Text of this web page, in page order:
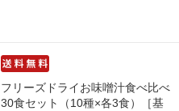
フリーズドライお味噌汁食べ比べ
30食セット（10種×各3食）［基